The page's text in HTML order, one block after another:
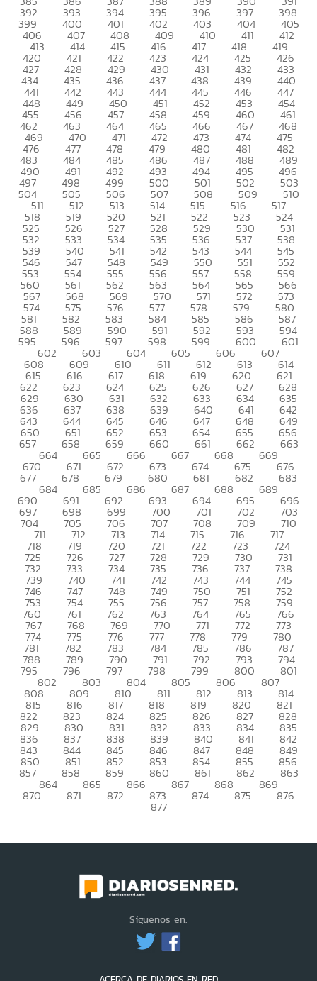
392 393 394 395 396 397 398
399 400 401 402 403 404 405
406 407 408 409 410 411 412
413 414 415 416 417 418 419
420 421 422 423 424 425 426
427 428 429 430 431 432 433
434 435 436 437 438 439 440
441 442 443 444 445 446 447
448 449 450 451 452 453 454
455 456 457 458 459 460 461
462 463 464 465 466 467 468
469 470 471 472 473 474 475
476 477 478 479 480 481 482
483 484 485 486 487 488 489
490 491 492 493 494 495 496
497 498 499 500 501 502 503
504 505 506 507 508 509 510
511 512 513 514 515 516 517
518 519 520 521 522 523 524
525 526 527 528 529 530 531
532 533 534 535 536 537 538
539 540 541 542 543 544 545
546 547 548 549 550 551 552
553 554 555 556 557 558 559
560 561 562 563 564 565 566
567 568 569 570 571 572 573
574 575 576 577 578 579 580
581 582 583 584 585 586 587
588 589 590 591 592 593 594
595 596 597 598 599 600 601
602 603 604 605 606 607
608 609 610 611 612 613 614
615 616 617 618 619 620 621
622 623 624 625 626 627 628
629 630 631 632 633 634 635
636 637 638 639 640 641 642
643 644 645 646 647 648 649
650 651 652 653 654 655 656
657 658 659 660 661 662 663
664 665 666 667 668 669
670 671 672 673 674 675 676
677 678 679 680 681 682 683
684 685 686 687 688 689
690 691 692 693 694 695 696
697 698 699 700 701 702 703
704 705 706 707 708 709 710
711 712 713 714 715 716 717
718 719 720 721 722 723 724
725 726 727 728 729 730 731
732 733 734 735 736 737 738
739 740 741 742 743 744 745
746 747 748 749 750 751 752
753 754 755 756 757 758 759
760 761 762 763 764 765 766
767 768 769 770 771 772 773
774 775 776 777 778 779 780
781 782 783 784 785 786 787
788 789 790 791 792 793 794
795 796 797 798 799 800 801
802 803 804 805 806 807
808 809 810 811 812 813 814
815 816 817 818 819 820 821
822 823 824 825 826 827 828
829 830 831 832 833 834 835
836 837 838 839 840 841 842
843 844 845 846 847 848 849
850 851 852 853 854 855 856
857 858 859 860 861 862 863
864 865 866 867 868 869
870 871 872 873 874 875 876
877
Síguenos en: